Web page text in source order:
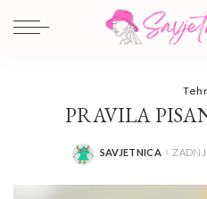
PRAVILA
POSTED
SAVJETNICA